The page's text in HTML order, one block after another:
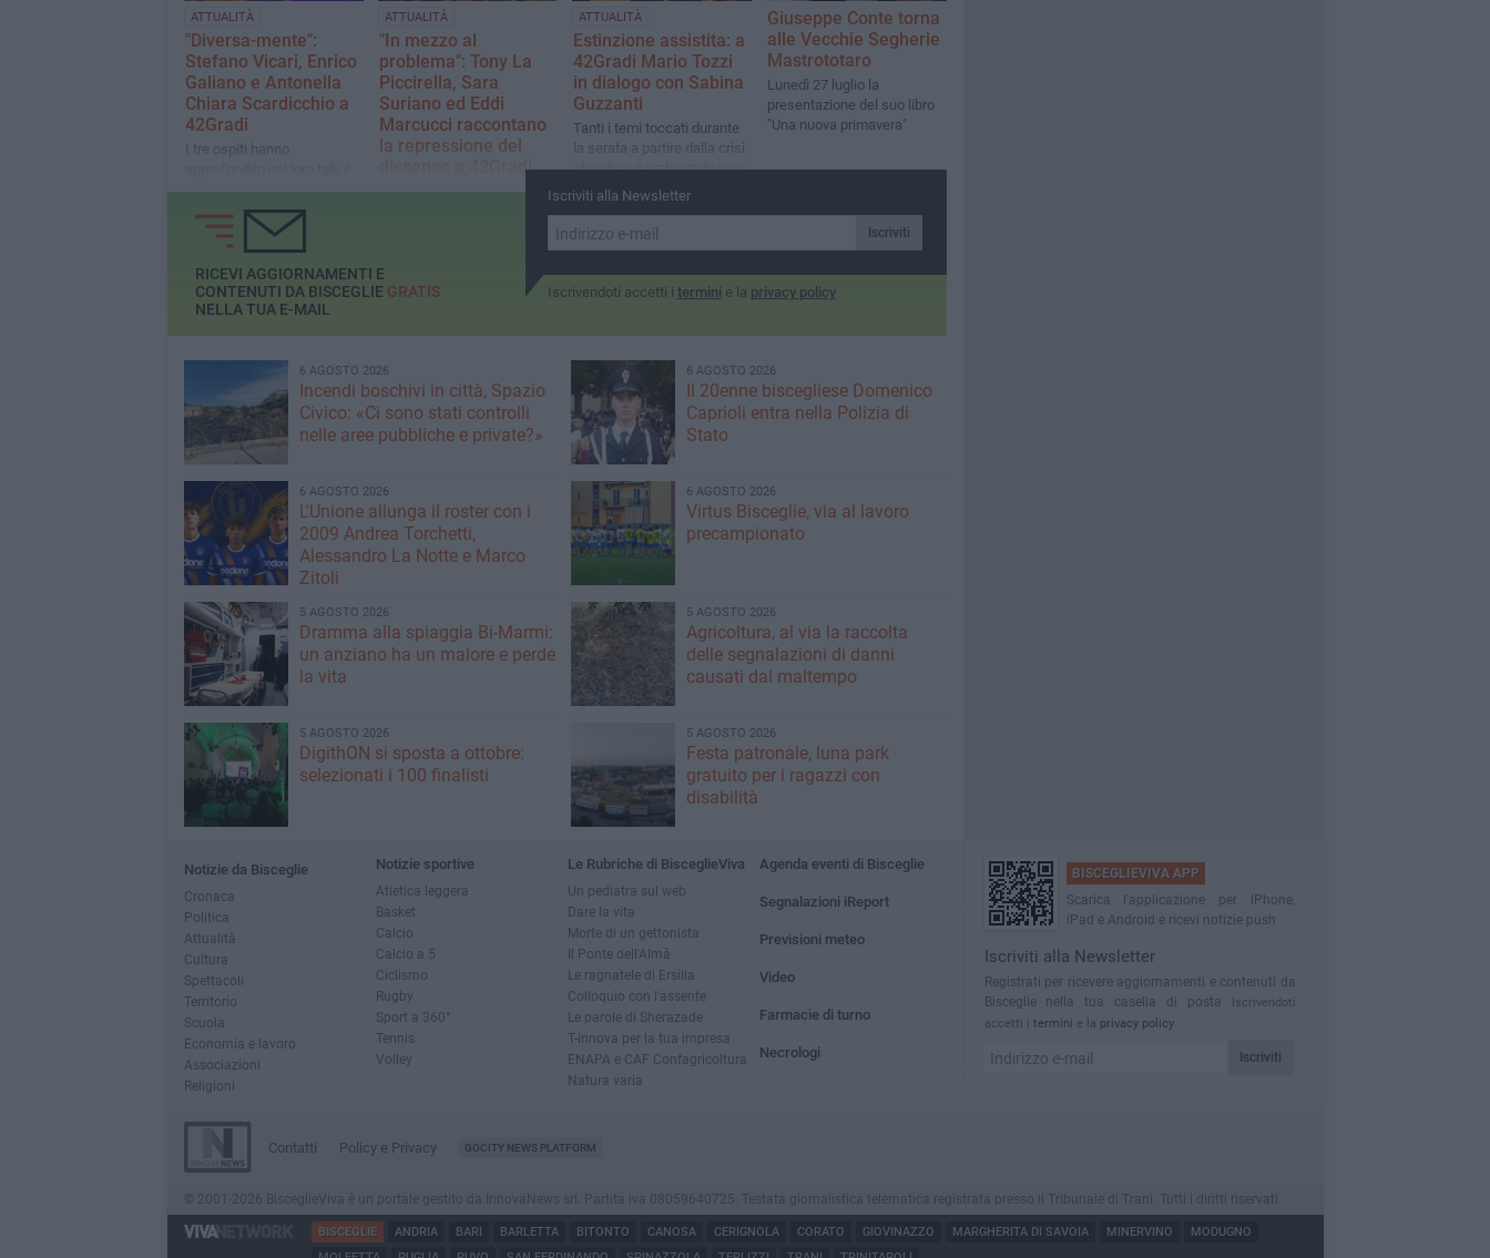
ATTUALITÀ
"Diversa-mente":
Stefano Vicari, Enrico
Galiano e Antonella
Chiara Scardicchio a
42Gradi
​I tre ospiti hanno
valore della diversità
rispetto alla "normalità" vista
come standard
ATTUALITÀ
"In mezzo al
problema": Tony La
Piccirella, Sara
Suriano ed Eddi
Marcucci raccontano
la repressione del
dissenso a 42Gradi
L'esperienza con la Global
toccati durante la serata
ATTUALITÀ
Estinzione assistita: a
42Gradi Mario Tozzi
in dialogo con Sabina
Guzzanti
​Tanti i temi toccati durante
la serata a partire dalla crisi
climatica e ambientale sino
a questioni di attualità
Giuseppe Conte torna
alle Vecchie Segherie
Mastrototaro
Lunedì 27 luglio la
presentazione del suo libro
"Una nuova primavera"
Iscriviti alla Newsletter
Iscriviti
Iscrivendoti accetti i termini e la privacy policy
RICEVI AGGIORNAMENTI E
CONTENUTI DA BISCEGLIE GRATIS
NELLA TUA E-MAIL
6 AGOSTO 2026
Incendi boschivi in città, Spazio
Civico: «Ci sono stati controlli
nelle aree pubbliche e private?»
6 AGOSTO 2026
Il 20enne biscegliese Domenico
Caprioli entra nella Polizia di
Stato
6 AGOSTO 2026
L'Unione allunga il roster con i
2009 Andrea Torchetti,
Alessandro La Notte e Marco
Zitoli
6 AGOSTO 2026
Virtus Bisceglie, via al lavoro
precampionato
5 AGOSTO 2026
Dramma alla spiaggia Bi-Marmi:
un anziano ha un malore e perde
la vita
5 AGOSTO 2026
Agricoltura, al via la raccolta
delle segnalazioni di danni
causati dal maltempo
5 AGOSTO 2026
DigithON si sposta a ottobre:
selezionati i 100 finalisti
5 AGOSTO 2026
Festa patronale, luna park
gratuito per i ragazzi con
disabilità
Notizie da Bisceglie
Cronaca
Politica
Attualità
Cultura
Spettacoli
Territorio
Scuola
Economia e lavoro
Associazioni
Religioni
Notizie sportive
Atletica leggera
Basket
Calcio
Calcio a 5
Ciclismo
Rugby
Sport a 360°
Tennis
Volley
Le Rubriche di BisceglieViva
Un pediatra sul web
Dare la vita
Morte di un gettonista
Il Ponte dell'Almà
Le ragnatele di Ersilia
Colloquio con l'assente
Le parole di Sherazade
T-innova per la tua impresa
ENAPA e CAF Confagricoltura
Natura varia
Agenda eventi di Bisceglie
Segnalazioni iReport
Previsioni meteo
Video
Farmacie di turno
Necrologi
BISCEGLIEVIVA APP
Scarica l'applicazione per iPhone,
iPad e Android e ricevi notizie push
Iscriviti alla Newsletter
Registrati per ricevere aggiornamenti e contenuti da
Bisceglie nella tua casella di posta
Iscrivendoti
accetti i termini e la privacy policy
Iscriviti
Contatti Policy e Privacy GOCITY NEWS PLATFORM
© 2001-2026 BisceglieViva è un portale gestito da InnovaNews srl. Partita iva 08059640725. Testata giornalistica telematica registrata presso il Tribunale di Trani. Tutti i diritti riservati.
BISCEGLIE ANDRIA BARI BARLETTA BITONTO CANOSA CERIGNOLA CORATO GIOVINAZZO MARGHERITA DI SAVOIA MINERVINO
MODUGNO